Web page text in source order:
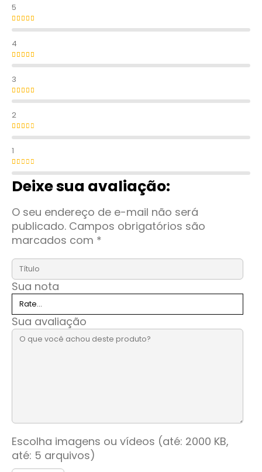
5
Avaliação5de 5
4
Avaliação4de 5
3
Avaliação3de 5
2
Avaliação2de 5
1
Avaliação1de 5
Deixe sua avaliação:
O seu endereço de e-mail não será
publicado. Campos obrigatórios são
marcados com *
Sua nota
Sua avaliação
Escolha imagens ou vídeos (até: 2000 KB,
até: 5 arquivos)